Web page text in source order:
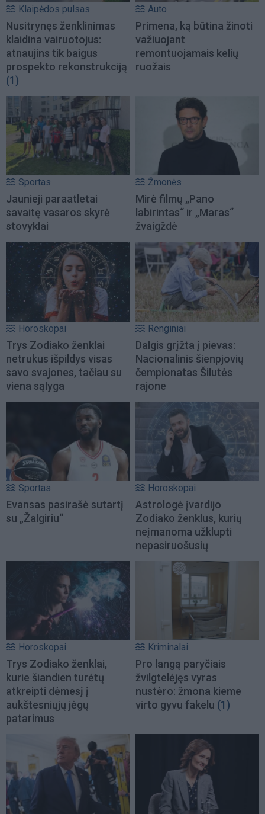
Klaipėdos pulsas
Nusitrynęs ženklinimas
klaidina vairuotojus:
atnaujins tik baigus
prospekto rekonstrukciją
(1)
Auto
Primena, ką būtina žinoti
važiuojant
remontuojamais kelių
ruožais
Sportas
Jaunieji paraatletai
savaitę vasaros skyrė
stovyklai
Žmonės
Mirė filmų „Pano
labirintas“ ir „Maras“
žvaigždė
Horoskopai
Trys Zodiako ženklai
netrukus išpildys visas
savo svajones, tačiau su
viena sąlyga
Renginiai
Dalgis grįžta į pievas:
Nacionalinis šienpjovių
čempionatas Šilutės
rajone
Sportas
Evansas pasirašė sutartį
su „Žalgiriu“
Horoskopai
Astrologė įvardijo
Zodiako ženklus, kurių
neįmanoma užklupti
nepasiruošusių
Horoskopai
Trys Zodiako ženklai,
kurie šiandien turėtų
atkreipti dėmesį į
aukštesniųjų jėgų
patarimus
Kriminalai
Pro langą paryčiais
žvilgtelėjęs vyras
nustėro: žmona kieme
virto gyvu fakelu (1)